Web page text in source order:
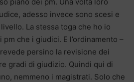
adesso invece sono scesi e
La stessa toga che ho io
pm che i giudici. E l’ordinamento –
persino la revisione dei
gradi di giudizio. Quindi qui di
nemmeno i magistrati. Solo che